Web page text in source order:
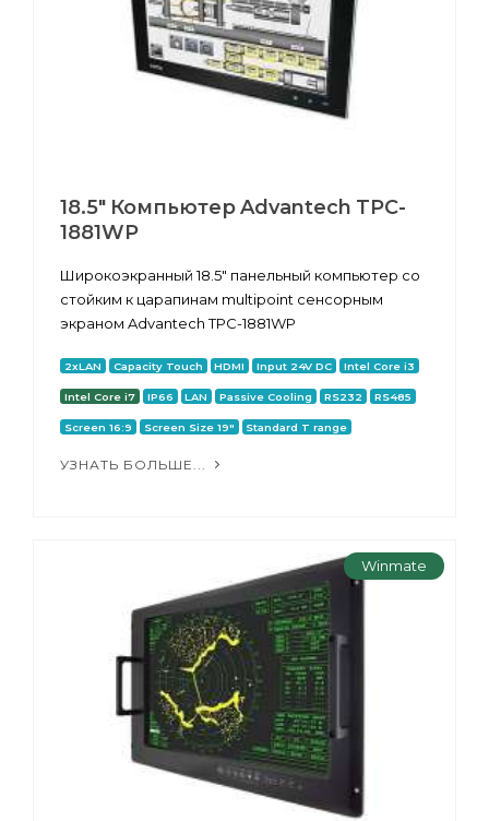
18.5" Компьютер Advantech TPC-
1881WP
Широкоэкранный 18.5" панельный компьютер со
стойким к царапинам multipoint сенсорным
экраном Advantech TPC-1881WP
2xLAN Capacity Touch HDMI Input 24V DC Intel Core i3
Intel Core i7 IP66 LAN Passive Cooling RS232 RS485
Screen 16:9 Screen Size 19" Standard T range
УЗНАТЬ БОЛЬШЕ...
Winmate